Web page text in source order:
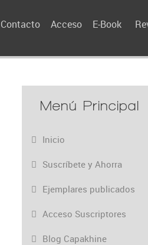
Contacto Acceso E-Book
Menú Principal
Inicio
Suscríbete y Ahorra
Ejemplares publicados
Acceso Suscriptores
Blog Capakhine